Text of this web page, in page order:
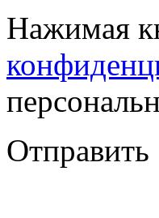
Нажимая
Отправить